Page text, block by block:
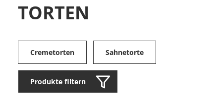
TORTEN
Cremetorten Sahnetorte
Produkte filtern